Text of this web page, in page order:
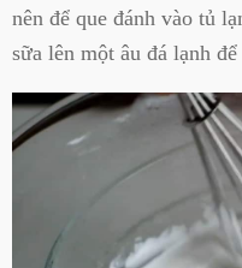
nên để que đánh vào tủ
sữa lên một âu đá lạnh